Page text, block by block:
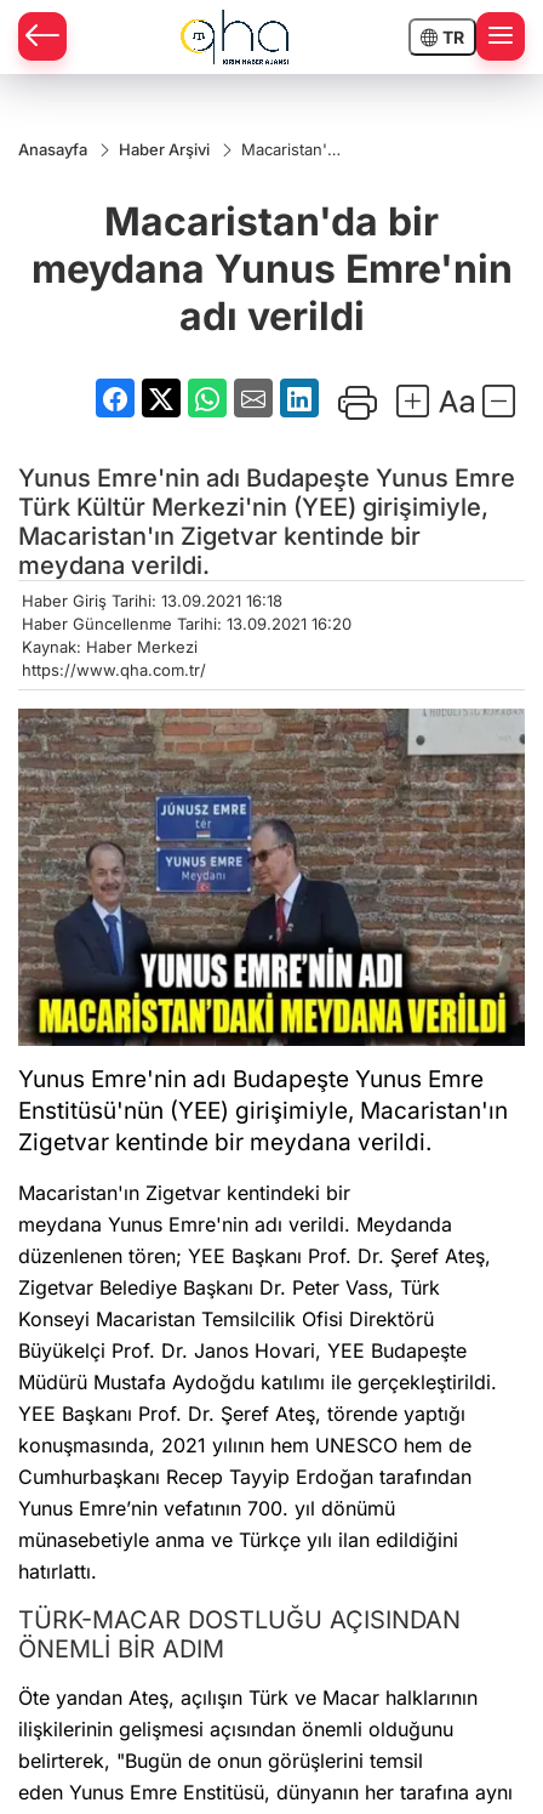
TR
Anasayfa Haber Arşivi
Macaristan'da
Emre'nin adı
verildi
Macaristan'da bir
meydana Yunus Emre'nin
adı verildi
Yunus Emre'nin adı Budapeşte Yunus Emre
Türk Kültür Merkezi'nin (YEE) girişimiyle,
Macaristan'ın Zigetvar kentinde bir
meydana verildi.
Haber Giriş Tarihi: 13.09.2021 16:18
Haber Güncellenme Tarihi: 13.09.2021 16:20
Kaynak: Haber Merkezi
https://www.qha.com.tr/
Yunus Emre'nin adı Budapeşte Yunus Emre
Enstitüsü'nün (YEE) girişimiyle, Macaristan'ın
Zigetvar kentinde bir meydana verildi.
Macaristan'ın Zigetvar kentindeki bir
meydana Yunus Emre'nin adı verildi. Meydanda
düzenlenen tören; YEE Başkanı Prof. Dr. Şeref Ateş,
Zigetvar Belediye Başkanı Dr. Peter Vass, Türk
Konseyi Macaristan Temsilcilik Ofisi Direktörü
Büyükelçi Prof. Dr. Janos Hovari, YEE Budapeşte
Müdürü Mustafa Aydoğdu katılımı ile gerçekleştirildi.
YEE Başkanı Prof. Dr. Şeref Ateş, törende yaptığı
konuşmasında, 2021 yılının hem UNESCO hem de
Cumhurbaşkanı Recep Tayyip Erdoğan tarafından
Yunus Emre’nin vefatının 700. yıl dönümü
münasebetiyle anma ve Türkçe yılı ilan edildiğini
hatırlattı.
TÜRK-MACAR DOSTLUĞU AÇISINDAN
ÖNEMLİ BİR ADIM
Öte yandan Ateş, açılışın Türk ve Macar halklarının
ilişkilerinin gelişmesi açısından önemli olduğunu
belirterek, "Bugün de onun görüşlerini temsil
eden Yunus Emre Enstitüsü, dünyanın her tarafına aynı